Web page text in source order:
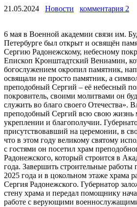
21.05.2024 Новости комментария 2
6 мая в Военной академии связи им.
Петербурге был открыт и освящён
Сергию Радонежскому, небесному
Епископ Кронштадтский Вениамин,
богослужением окропил памятник,
освящали не просто памятник, а
преподобный Сергий – её небесный
покровитель, своими молитвами он
служить во благо своего Отечества».
преподобный Сергий всю свою жизнь
укреплении и благополучии.
присутствовавший на церемонии, в
что в этом году великому святому
с гостями он посетил храм
Радонежского, который строится в
года. Завершить строительные работы
2025 года и в цокольном этаже храма
Сергия Радонежского. Губернатор
стену храма и передал помощнику
работе с верующими